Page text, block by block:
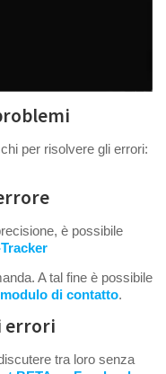
per risolvere gli errori:
è possibile
A tal fine è possibile
modulo di contatto.
errori
tra loro senza